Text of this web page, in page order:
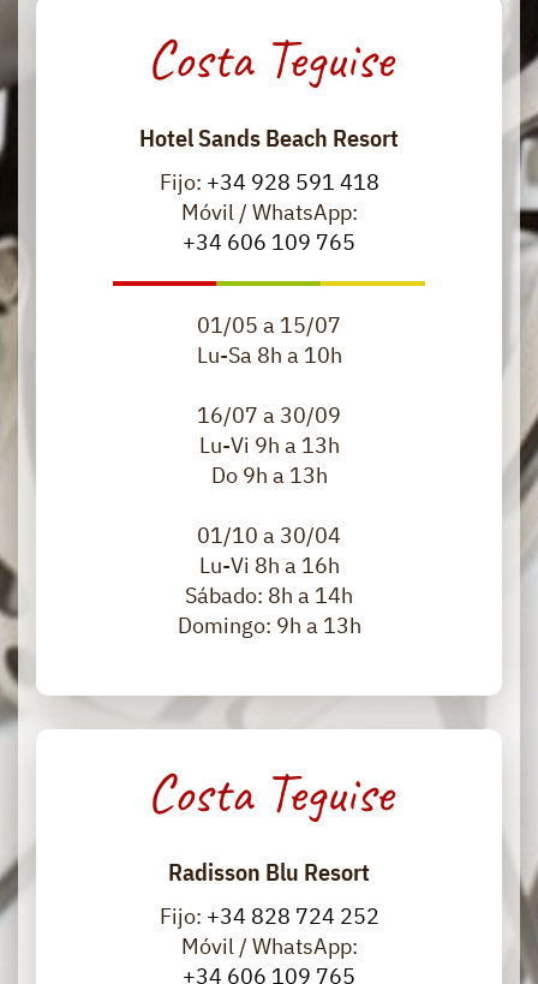
Costa Teguise
Hotel Sands Beach Resort
Fijo: +34 928 591 418
Móvil / WhatsApp:
+34 606 109 765
01/05 a 15/07
​Lu-Sa 8h a 10h
16/07 a 30/09
​Lu-Vi 9h a 13h
Do ​9h a 13h
01/10 a 30/04
Lu-Vi 8h a 16h
Sábado: 8h a 14h
Domingo: 9h a 13h
Costa Teguise
Radisson Blu Resort
Fijo: +34 828 724 252
Móvil / WhatsApp:
+34 606 109 765